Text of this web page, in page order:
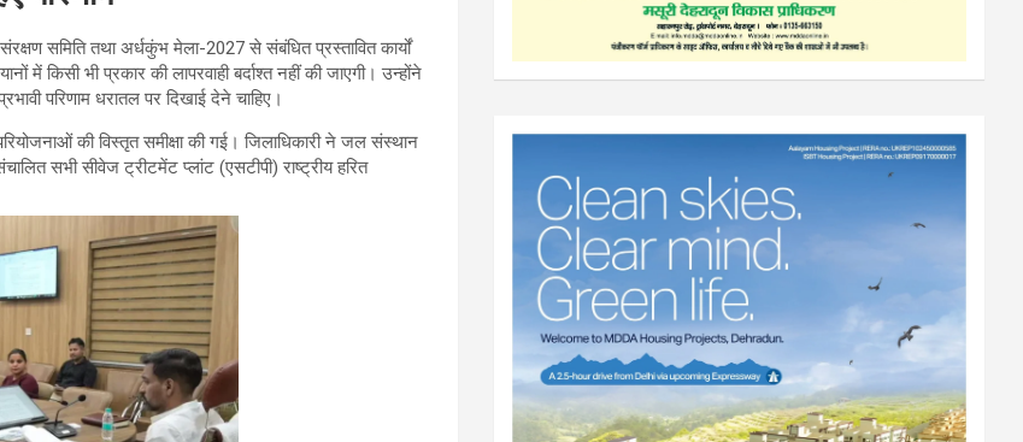
समिति तथा अर्धकुंभ मेला-2027 से संबंधित प्रस्तावित कार्यों
में किसी भी प्रकार की लापरवाही बर्दाश्त नहीं की जाएगी। उन्होंने
परिणाम धरातल पर दिखाई देने चाहिए।
की विस्तृत समीक्षा की गई। जिलाधिकारी ने जल संस्थान
सभी सीवेज ट्रीटमेंट प्लांट (एसटीपी) राष्ट्रीय हरित